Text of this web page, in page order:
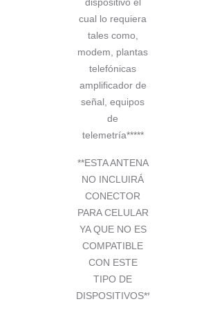
cual lo requiera
tales como,
modem, plantas
telefónicas
amplificador de
señal, equipos
de
telemetría*****
**ESTA ANTENA
NO INCLUIRÁ
CONECTOR
PARA CELULAR
YA QUE NO ES
COMPATIBLE
CON ESTE
TIPO DE
DISPOSITIVOS**